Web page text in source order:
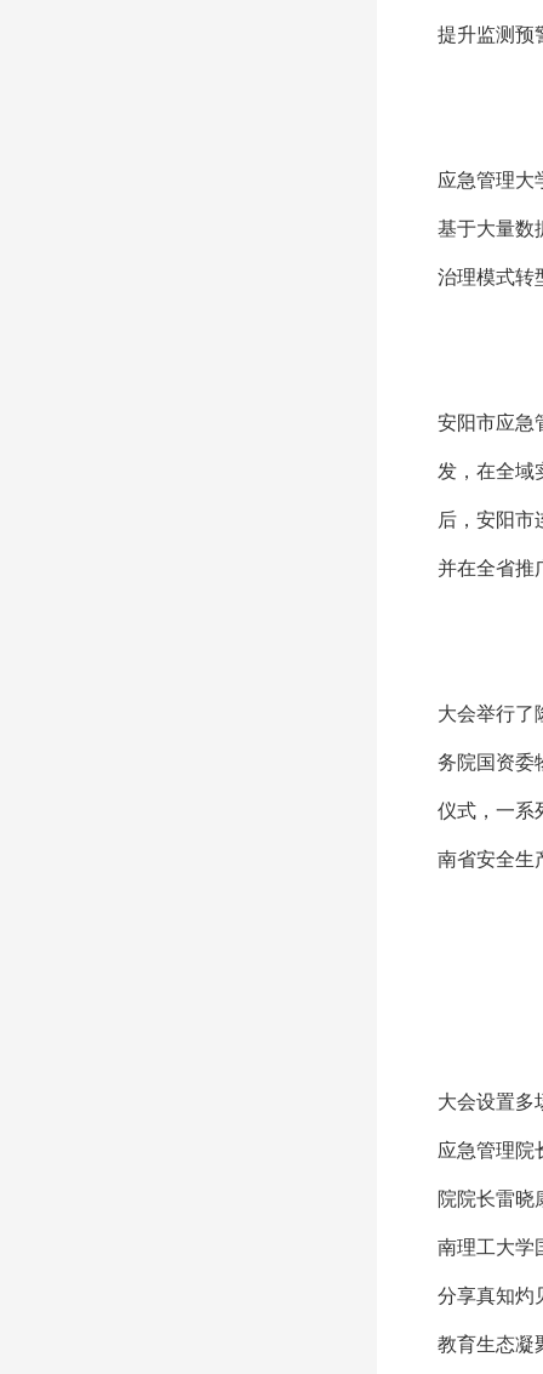
提升监测预
应急管理大
基于大量数
治理模式转
安阳市应急
发，在全域
后，安阳市
并在全省推
大会举行了
务院国资委
仪式，一系
南省安全生
大会设置多
应急管理院
院院长雷晓
南理工大学
分享真知灼
教育生态凝